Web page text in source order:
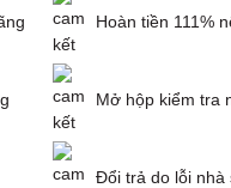
Hoàn tiền 111%
Mở hộp kiểm tra
Đổi trả do lỗi nhà